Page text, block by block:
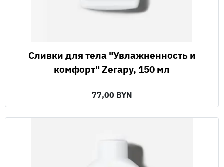
Сливки для тела "Увлажненность и
комфорт" Zerapy, 150 мл
77,00 BYN